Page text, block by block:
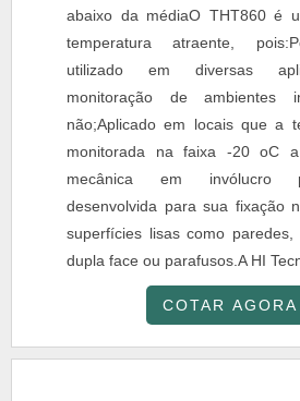
abaixo da médiaO THT860 é
temperatura atraente,
utilizado em diversas
monitoração de ambientes
não;Aplicado em locais que a
monitorada na faixa -20 oC
mecânica em invólucro
desenvolvida para sua fixação
superfícies lisas como paredes,
dupla face ou parafusos.A HI
COTAR AGORA